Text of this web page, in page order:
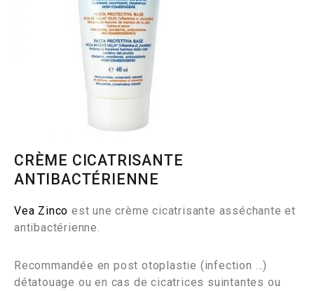
CRÈME CICATRISANTE
ANTIBACTÉRIENNE
Vea Zinco est une crème cicatrisante asséchante et
antibactérienne.
Recommandée en post otoplastie (infection …)
détatouage ou en cas de cicatrices suintantes ou